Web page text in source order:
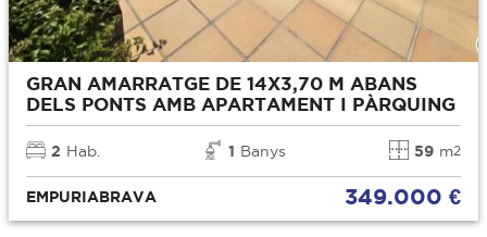
GRAN AMARRATGE DE 14X3,70 M ABANS
DELS PONTS AMB APARTAMENT I PÀRQUING
2 Hab. 1 Banys 59 m2
EMPURIABRAVA 349.000 €